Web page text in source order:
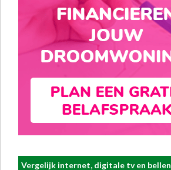
Vergelijk internet, digitale tv en bellen